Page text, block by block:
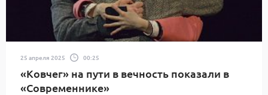
25 апреля 2025 00:25
«Ковчег» на пути в вечность показали в
«Современнике»